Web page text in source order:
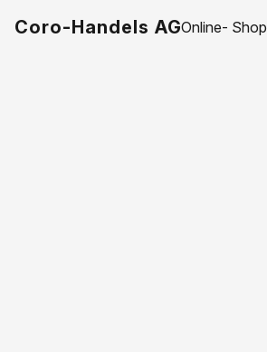
Coro-Handels AGOnline- Shop